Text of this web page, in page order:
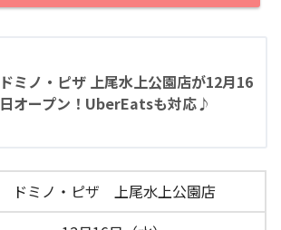
ドミノ・ピザ 上尾水上公園店が12月16
日オープン！UberEatsも対応♪
ドミノ・ピザ 上尾水上公園店